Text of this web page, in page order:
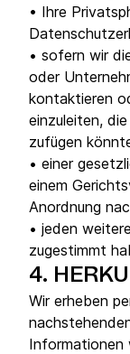
• Ihre
• sofern wir
oder
kontaktieren
einzuleiten,
zufügen
• einer
einem
Anordnung
• jeden
zugestimmt
4.
Wir erheben
Informationen